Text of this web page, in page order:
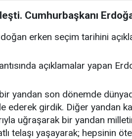
Cumhurbaşkanı
erken seçim tarihini
açıklamalar yapan
yandan son dönemde
ederek girdik. Diğer yandan
uğraşarak bir yandan
telaşı yaşayarak; hepsinin